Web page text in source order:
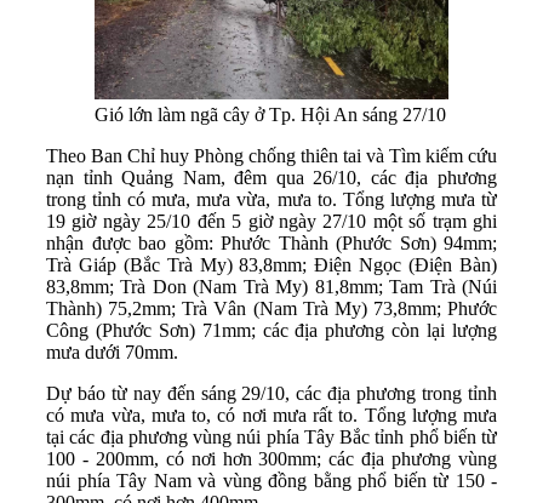
Gió lớn làm ngã cây ở Tp. Hội An sáng 27/10
Theo Ban Chỉ huy Phòng chống thiên tai và Tìm kiếm cứu
nạn tỉnh Quảng Nam, đêm qua 26/10, các địa phương
trong tỉnh có mưa, mưa vừa, mưa to. Tổng lượng mưa từ
19 giờ ngày 25/10 đến 5 giờ ngày 27/10 một số trạm ghi
nhận được bao gồm: Phước Thành (Phước Sơn) 94mm;
Trà Giáp (Bắc Trà My) 83,8mm; Điện Ngọc (Điện Bàn)
83,8mm; Trà Don (Nam Trà My) 81,8mm; Tam Trà (Núi
Thành) 75,2mm; Trà Vân (Nam Trà My) 73,8mm; Phước
Công (Phước Sơn) 71mm; các địa phương còn lại lượng
mưa dưới 70mm.
Dự báo từ nay đến sáng 29/10, các địa phương trong tỉnh
có mưa vừa, mưa to, có nơi mưa rất to. Tổng lượng mưa
tại các địa phương vùng núi phía Tây Bắc tỉnh phổ biến từ
100 - 200mm, có nơi hơn 300mm; các địa phương vùng
núi phía Tây Nam và vùng đồng bằng phổ biến từ 150 -